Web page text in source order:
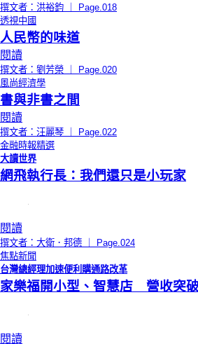
撰文者：洪裕鈞 ｜ Page.018
透視中國
人民幣的味道
閱讀
撰文者：劉芳榮 ｜ Page.020
風尚經濟學
書與非書之間
閱讀
撰文者：汪麗琴 ｜ Page.022
金融時報精選
大讀世界
網飛執行長：我們還只是小玩家
閱讀
撰文者：大衛．邦德 ｜ Page.024
焦點新聞
台灣總經理加速便利購通路改革
家樂福開小型、智慧店 營收突
閱讀